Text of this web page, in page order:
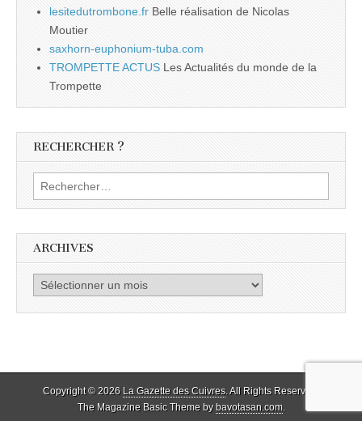
lesitedutrombone.fr Belle réalisation de Nicolas
Moutier
saxhorn-euphonium-tuba.com
TROMPETTE ACTUS Les Actualités du monde de la
Trompette
RECHERCHER ?
Rechercher :
ARCHIVES
Archives
Copyright © 2026 La Gazette des Cuivres. All Rights Reserved.
The Magazine Basic Theme bybavotasan.com.